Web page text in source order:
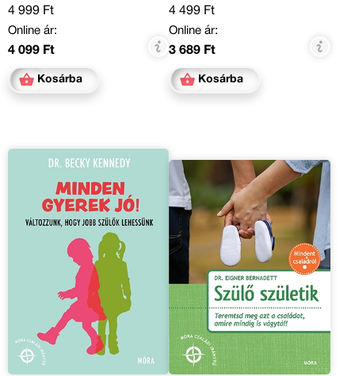
4 999 Ft
Online ár:
4 099 Ft
Kosárba
4 499 Ft
Online ár:
3 689 Ft
Kosárba